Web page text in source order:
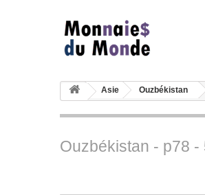
Asie Ouzbékistan
Ouzbékistan - p78